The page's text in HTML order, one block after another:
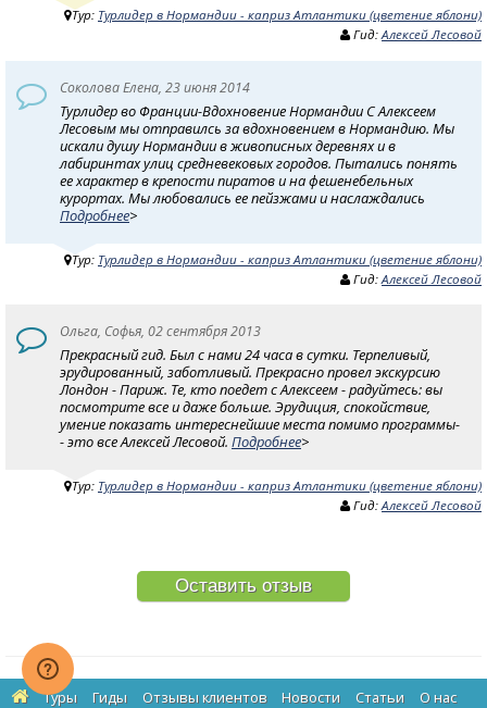
Тур: Турлидер в Нормандии - каприз Атлантики (цветение яблони)
Гид:Алексей Лесовой
Соколова Елена, 23 июня 2014
Турлидер во Франции-Вдохновение Нормандии С Алексеем
Лесовым мы отправилсь за вдохновением в Нормандию. Мы
искали душу Нормандии в живописных деревнях и в
лабиринтах улиц средневековых городов. Пытались понять
ее характер в крепости пиратов и на фешенебельных
курортах. Мы любовались ее пейзжами и наслаждались
Подробнее>
Тур: Турлидер в Нормандии - каприз Атлантики (цветение яблони)
Гид: Алексей Лесовой
Ольга, Софья, 02 сентября 2013
Прекрасный гид. Был с нами 24 часа в сутки. Терпеливый,
эрудированный, заботливый. Прекрасно провел экскурсию
Лондон - Париж. Те, кто поедет с Алексеем - радуйтесь: вы
посмотрите все и даже больше. Эрудиция, спокойствие,
умение показать интереснейшие места помимо программы-
- это все Алексей Лесовой. Подробнее>
Тур: Турлидер в Нормандии - каприз Атлантики (цветение яблони)
Гид: Алексей Лесовой
Оставить отзыв
Туры Гиды Отзывы клиентов Новости Статьи О нас